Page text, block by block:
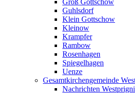
Groß Gottschow
Guhlsdorf
Klein Gottschow
Kleinow
Krampfer
Rambow
Rosenhagen
Spiegelhagen
Uenze
Gesamtkirchengemeinde
Nachrichten